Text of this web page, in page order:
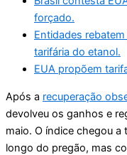
forçado.
Entidades
tarifária do etanol.
EUA propõem
Após a recuperação
devolveu os ganhos e
maio. O índice chegou
longo do pregão, mas